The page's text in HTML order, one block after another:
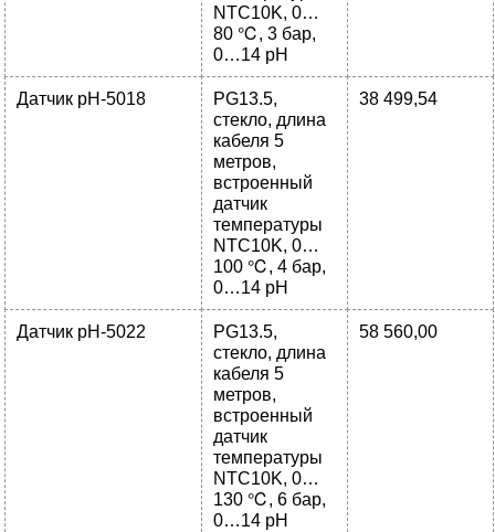
NTC10K, 0…
80 ℃, 3 бар,
0…14 pH
Датчик pH-5018
PG13.5,
стекло, длина
кабеля 5
метров,
встроенный
датчик
температуры
NTC10K, 0…
100 ℃, 4 бар,
0…14 pH
38 499,54
Датчик pH-5022
PG13.5,
стекло, длина
кабеля 5
метров,
встроенный
датчик
температуры
NTC10K, 0…
130 ℃, 6 бар,
0…14 pH
58 560,00